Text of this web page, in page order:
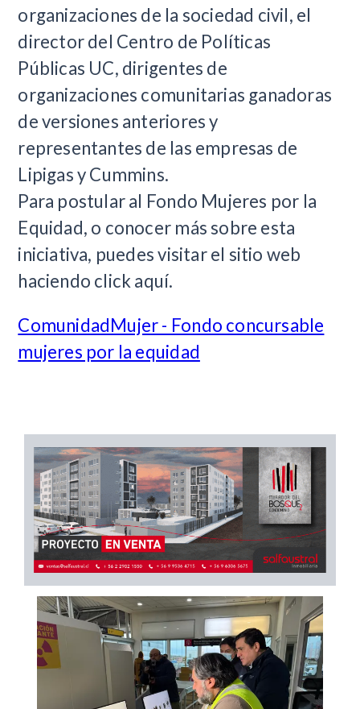
organizaciones de la sociedad civil, el
director del Centro de Políticas
Públicas UC, dirigentes de
organizaciones comunitarias ganadoras
de versiones anteriores y
representantes de las empresas de
Lipigas y Cummins.
Para postular al Fondo Mujeres por la
Equidad, o conocer más sobre esta
iniciativa, puedes visitar el sitio web
haciendo click aquí.
ComunidadMujer - Fondo concursable
mujeres por la equidad